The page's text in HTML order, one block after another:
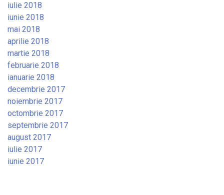
iulie 2018
iunie 2018
mai 2018
aprilie 2018
martie 2018
februarie 2018
ianuarie 2018
decembrie 2017
noiembrie 2017
octombrie 2017
septembrie 2017
august 2017
iulie 2017
iunie 2017